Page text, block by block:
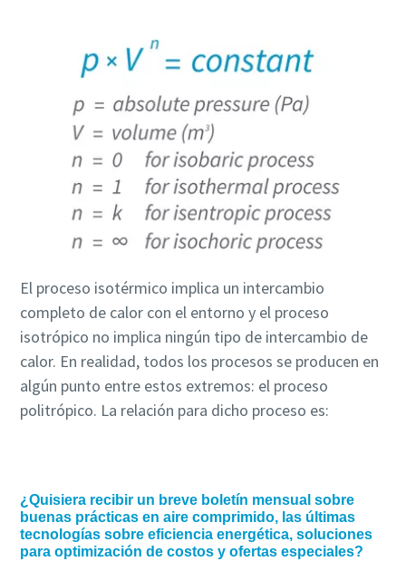
El proceso isotérmico implica un intercambio
completo de calor con el entorno y el proceso
isotrópico no implica ningún tipo de intercambio de
calor. En realidad, todos los procesos se producen en
algún punto entre estos extremos: el proceso
politrópico. La relación para dicho proceso es: